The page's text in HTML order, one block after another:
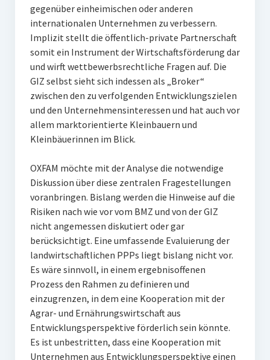
gegenüber einheimischen oder anderen
internationalen Unternehmen zu verbessern.
Implizit stellt die öffentlich-private Partnerschaft
somit ein Instrument der Wirtschaftsförderung dar
und wirft wettbewerbsrechtliche Fragen auf. Die
GIZ selbst sieht sich indessen als „Broker“
zwischen den zu verfolgenden Entwicklungszielen
und den Unternehmensinteressen und hat auch vor
allem marktorientierte Kleinbauern und
Kleinbäuerinnen im Blick.
OXFAM möchte mit der Analyse die notwendige
Diskussion über diese zentralen Fragestellungen
voranbringen. Bislang werden die Hinweise auf die
Risiken nach wie vor vom BMZ und von der GIZ
nicht angemessen diskutiert oder gar
berücksichtigt. Eine umfassende Evaluierung der
landwirtschaftlichen PPPs liegt bislang nicht vor.
Es wäre sinnvoll, in einem ergebnisoffenen
Prozess den Rahmen zu definieren und
einzugrenzen, in dem eine Kooperation mit der
Agrar- und Ernährungswirtschaft aus
Entwicklungsperspektive förderlich sein könnte.
Es ist unbestritten, dass eine Kooperation mit
Unternehmen aus Entwicklungsperspektive einen